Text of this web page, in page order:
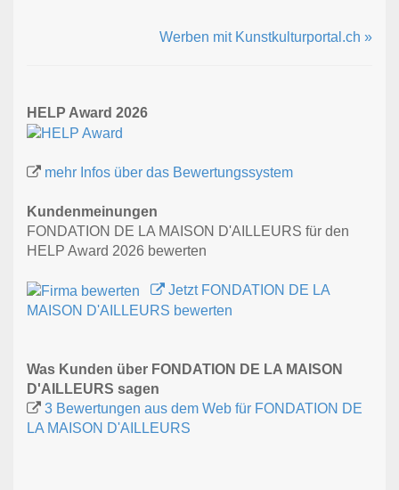
Werben mit Kunstkulturportal.ch »
HELP Award 2026
mehr Infos über das Bewertungssystem
Kundenmeinungen
FONDATION DE LA MAISON D'AILLEURS für den
HELP Award 2026 bewerten
Jetzt FONDATION DE LA
MAISON D'AILLEURS bewerten
Was Kunden über FONDATION DE LA MAISON
D'AILLEURS sagen
3 Bewertungen aus dem Web für FONDATION DE
LA MAISON D'AILLEURS